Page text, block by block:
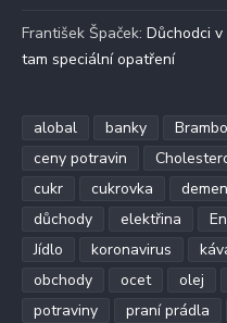
František Špaček: Důchodci
tam speciální opatření
alobal banky
ceny potravin
cukr
cukrovka
důchody
elektřina
Jídlo
koronavirus
obchody
ocet olej
potraviny
praní prádla